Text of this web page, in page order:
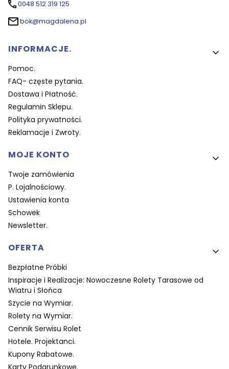
0048 512 319 125
bok@magdalena.pl
Linki w stopce
INFORMACJE.
Pomoc.
FAQ- częste pytania.
Dostawa i Płatność.
Regulamin Sklepu.
Polityka prywatności.
Reklamacje i Zwroty.
MOJE KONTO
Twoje zamówienia
P. Lojalnościowy.
Ustawienia konta
Schowek
Newsletter.
OFERTA
Bezpłatne Próbki
Inspiracje i Realizacje: Nowoczesne Rolety Tarasowe od
Wiatru i Słońca
Szycie na Wymiar.
Rolety na Wymiar.
Cennik Serwisu Rolet
Hotele. Projektanci.
Kupony Rabatowe.
Karty Podarunkowe.